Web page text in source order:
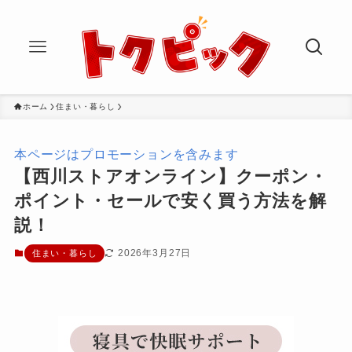
ホーム 住まい・暮らし
本ページはプロモーションを含みます
【西川ストアオンライン】クーポン・
ポイント・セールで安く買う方法を解
説！
住まい・暮らし 2026年3月27日